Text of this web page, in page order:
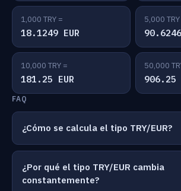
1,000 TRY =
18.1249 EUR
5,000
10,000 TRY =
181.25 EUR
50,000
906.25
FAQ
¿Cómo se calcula el tipo TRY/EUR?
¿Por qué el tipo TRY/EUR cambia
constantemente?